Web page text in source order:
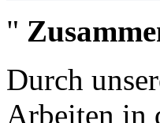
"
Durch
Arbeiten in